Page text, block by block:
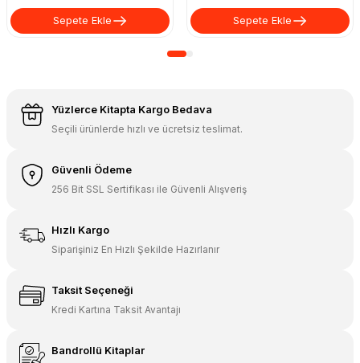
Sepete Ekle Sepete Ekle
Yüzlerce Kitapta Kargo Bedava
Seçili ürünlerde hızlı ve ücretsiz teslimat.
Güvenli Ödeme
256 Bit SSL Sertifikası ile Güvenli Alışveriş
Hızlı Kargo
Siparişiniz En Hızlı Şekilde Hazırlanır
Taksit Seçeneği
Kredi Kartına Taksit Avantajı
Bandrollü Kitaplar